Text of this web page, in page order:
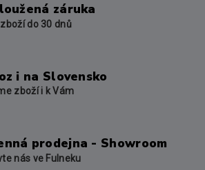
záruka
do 30 dnů
i na Slovensko
zboží i k Vám
prodejna - Showroom
nás ve Fulneku